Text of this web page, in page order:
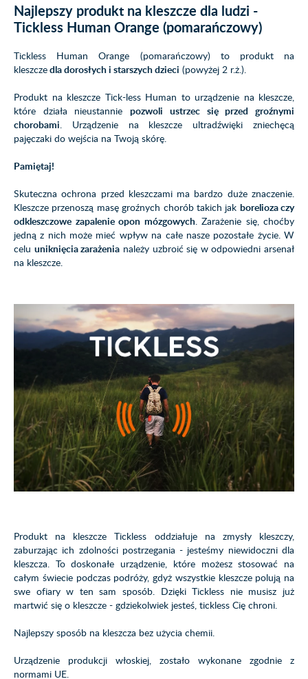
Najlepszy produkt na kleszcze dla ludzi -
Tickless Human Orange (pomarańczowy)
Tickless Human Orange (pomarańczowy) to produkt na
kleszczedla dorosłych i starszych dzieci (powyżej 2 r.ż.).
Produkt na kleszcze Tick-less Human to urządzenie na kleszcze,
które działa nieustanniepozwoli ustrzec się przed groźnymi
chorobami. Urządzenie na kleszcze ultradźwięki zniechęcą
pajęczaki do wejścia na Twoją skórę.
Pamiętaj!
Skuteczna ochrona przed kleszczami ma bardzo duże znaczenie.
Kleszcze przenoszą masę groźnych chorób takich jak borelioza czy
odkleszczowe zapalenie opon mózgowych. Zarażenie się, choćby
jedną z nich może mieć wpływ na całe nasze pozostałe życie. W
celu uniknięcia zarażenia należy uzbroić się w odpowiedni arsenał
na kleszcze.
Produkt na kleszcze Tickless oddziałuje na zmysły kleszczy,
zaburzając ich zdolności postrzegania - jesteśmy niewidoczni dla
kleszcza. To doskonałe urządzenie, które możesz stosować na
całym świecie podczas podróży, gdyż wszystkie kleszcze polują na
swe ofiary w ten sam sposób. Dzięki Tickless nie musisz już
martwić się o kleszcze - gdziekolwiek jesteś, tickless Cię chroni.
Najlepszy sposób na kleszcza bez użycia chemii.
Urządzenie produkcji włoskiej, zostało wykonane zgodnie z
normami UE.